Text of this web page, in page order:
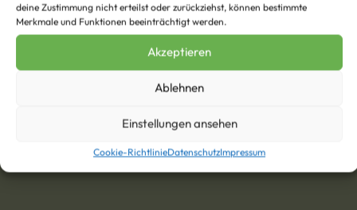
deine Zustimmung nicht erteilst oder zurückziehst, können bestimmte
Merkmale und Funktionen beeinträchtigt werden.
Akzeptieren
Ablehnen
Einstellungen ansehen
Cookie-RichtlinieDatenschutzImpressum
Bönneshuus esset bie Tant Seef pickobello.